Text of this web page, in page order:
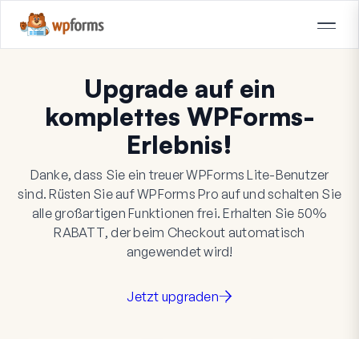
Upgrade auf ein
komplettes WPForms-
Erlebnis!
Danke, dass Sie ein treuer WPForms Lite-Benutzer
sind. Rüsten Sie auf WPForms Pro auf und schalten Sie
alle großartigen Funktionen frei. Erhalten Sie 50%
RABATT, der beim Checkout automatisch
angewendet wird!
Jetzt upgraden